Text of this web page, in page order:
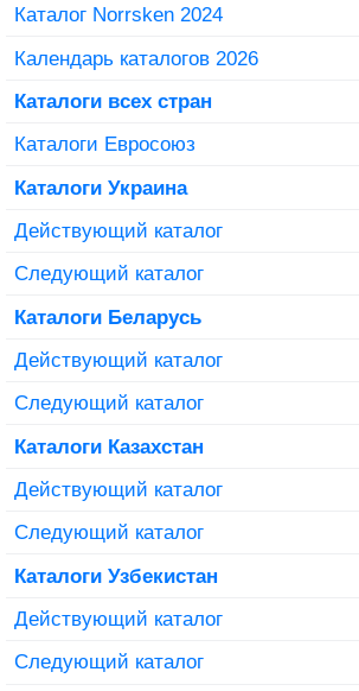
Каталог Norrsken 2024
Календарь каталогов 2026
Каталоги всех стран
Каталоги Евросоюз
Каталоги Украина
Действующий каталог
Следующий каталог
Каталоги Беларусь
Действующий каталог
Следующий каталог
Каталоги Казахстан
Действующий каталог
Следующий каталог
Каталоги Узбекистан
Действующий каталог
Следующий каталог